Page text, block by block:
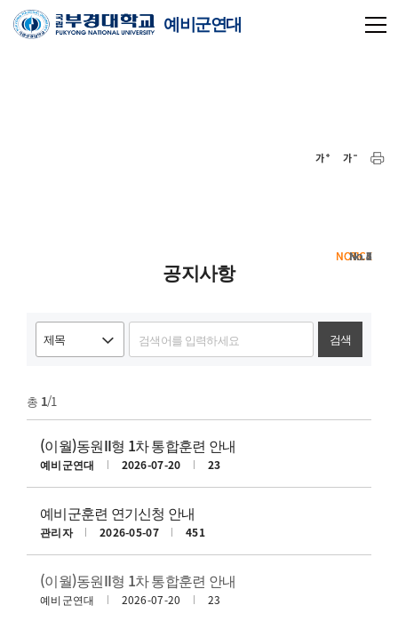
예비군연대
공지사항
검색
총 1/1
NOTICE
(이월)동원II형 1차 통합훈련 안내
예비군연대 2026-07-20 23
NOTICE
예비군훈련 연기신청 안내
관리자 2026-05-07 451
8
(이월)동원II형 1차 통합훈련 안내
예비군연대 2026-07-20 23
7
6
5
4
3
2
1